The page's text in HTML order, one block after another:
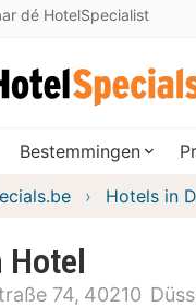
dé HotelSpecialist
Bestemmingen
Hotels in
Hotel
74 40210